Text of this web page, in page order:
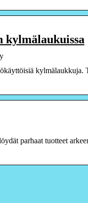
kylmälaukuissa
kylmälaukkuja.
parhaat tuotteet